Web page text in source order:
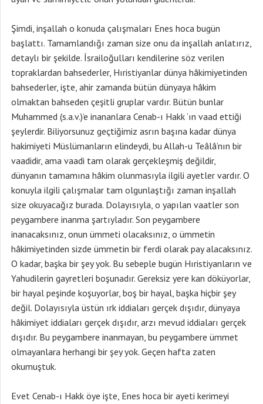
Şimdi, inşallah o konuda çalışmaları Enes hoca bugün
başlattı. Tamamlandığı zaman size onu da inşallah anlatırız,
detaylı bir şekilde. İsrailoğulları kendilerine söz verilen
topraklardan bahsederler, Hıristiyanlar dünya hâkimiyetinden
bahsederler, işte, ahir zamanda bütün dünyaya hâkim
olmaktan bahseden çeşitli gruplar vardır. Bütün bunlar
Muhammed (s.a.v.)’e inananlara Cenab-ı Hakk ‘ın vaad ettiği
şeylerdir. Biliyorsunuz geçtiğimiz asrın başına kadar dünya
hakimiyeti Müslümanların elindeydi, bu Allah-u Teâlâ’nın bir
vaadidir, ama vaadi tam olarak gerçekleşmiş değildir,
dünyanın tamamına hâkim olunmasıyla ilgili ayetler vardır. O
konuyla ilgili çalışmalar tam olgunlaştığı zaman inşallah
size okuyacağız burada. Dolayısıyla, o yapılan vaatler son
peygambere inanma şartıyladır. Son peygambere
inanacaksınız, onun ümmeti olacaksınız, o ümmetin
hâkimiyetinden sizde ümmetin bir ferdi olarak pay alacaksınız.
O kadar, başka bir şey yok. Bu sebeple bugün Hıristiyanların ve
Yahudilerin gayretleri boşunadır. Gereksiz yere kan döküyorlar,
bir hayal peşinde koşuyorlar, boş bir hayal, başka hiçbir şey
değil. Dolayısıyla üstün ırk iddiaları gerçek dışıdır, dünyaya
hâkimiyet iddiaları gerçek dışıdır, arzı mevud iddiaları gerçek
dışıdır. Bu peygambere inanmayan, bu peygambere ümmet
olmayanlara herhangi bir şey yok. Geçen hafta zaten
okumuştuk.
Evet Cenab-ı Hakk öye işte, Enes hoca bir ayeti kerimeyi